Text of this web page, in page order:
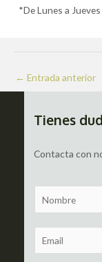
*De Lunes a
Navegación
de
← Entrada anterior
Tienes
Contacta con
a
m
m